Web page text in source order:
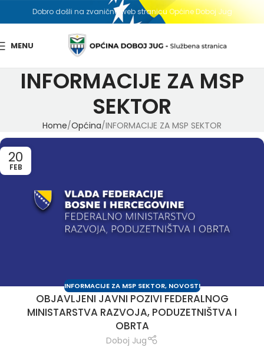
Dobro došli na zvaničnu web stranicu Općine Doboj Jug
MENU
INFORMACIJE ZA MSP
SEKTOR
Home Općina INFORMACIJE ZA MSP SEKTOR
20
FEB
INFORMACIJE ZA MSP SEKTOR, NOVOSTI
OBJAVLJENI JAVNI POZIVI FEDERALNOG
MINISTARSTVA RAZVOJA, PODUZETNIŠTVA I
OBRTA
Doboj Jug